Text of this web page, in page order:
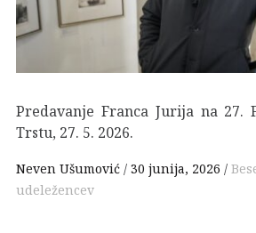
Predavanje Franca Jurija na 27.
Trstu, 27. 5. 2026.
Neven Ušumović 30 junija, 2026
udeležencev